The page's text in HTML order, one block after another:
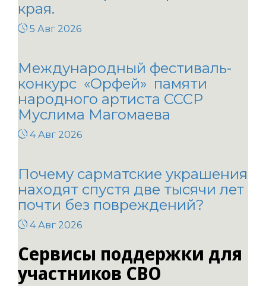
края.
5 Авг 2026
Международный фестиваль-
конкурс «Орфей» памяти
народного артиста СССР
Муслима Магомаева
4 Авг 2026
Почему сарматские украшения
находят спустя две тысячи лет
почти без повреждений?
4 Авг 2026
Сервисы поддержки для
участников СВО